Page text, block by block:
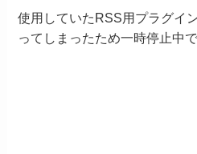
使用していたRSS用プラグイ
ってしまったため一時停止中で